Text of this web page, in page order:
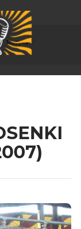
/ Muzyka